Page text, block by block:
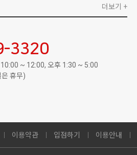
3320
10:00 ~ 12:00, 오후 1:30 ~ 5:00
휴무)
더보기 +
이용약관 입점하기 이용안내